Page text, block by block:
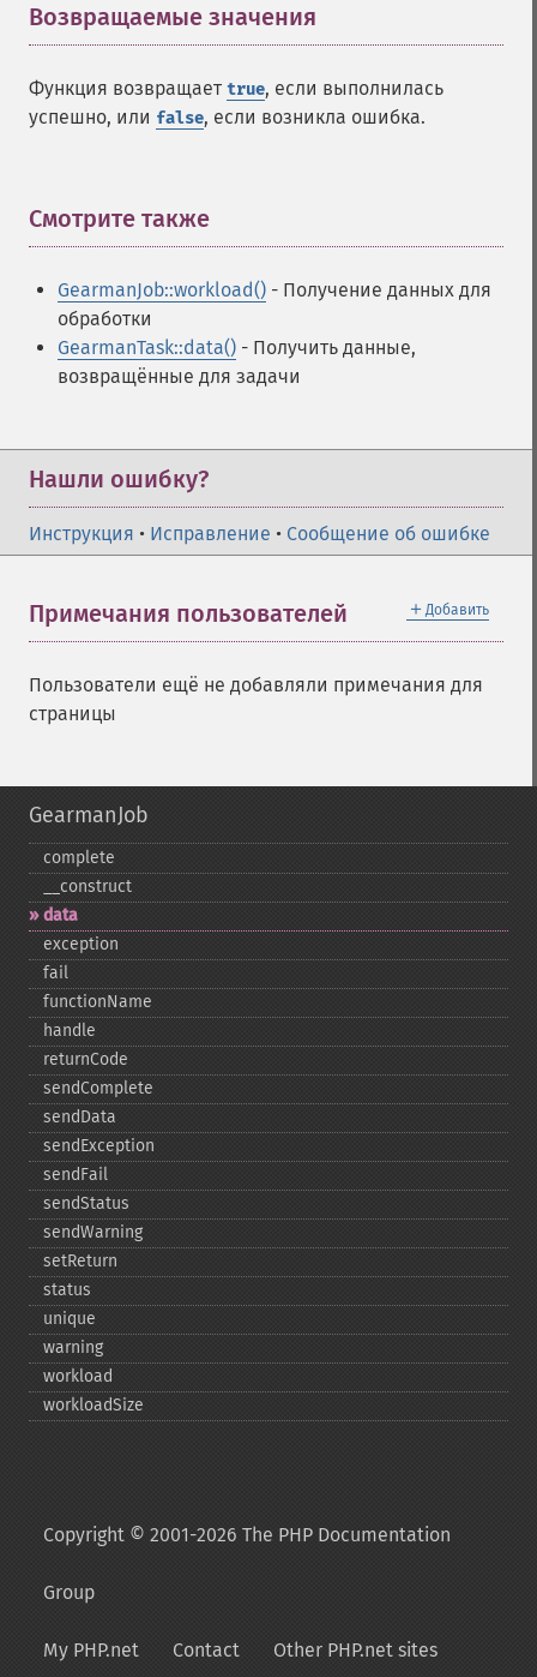
Возвращаемые значения
Функция возвращает true, если выполнилась
успешно, или false, если возникла ошибка.
Смотрите также
GearmanJob::workload() - Получение данных для
обработки
GearmanTask::data() - Получить данные,
возвращённые для задачи
Нашли ошибку?
Инструкция • Исправление • Сообщение об ошибке
＋ Добавить
Примечания пользователей
Пользователи ещё не добавляли примечания для
страницы
GearmanJob
complete
_​_​construct
data
exception
fail
functionName
handle
returnCode
sendComplete
sendData
sendException
sendFail
sendStatus
sendWarning
setReturn
status
unique
warning
workload
workloadSize
Copyright © 2001-2026 The PHP Documentation
Group
My PHP.net Contact Other PHP.net sites